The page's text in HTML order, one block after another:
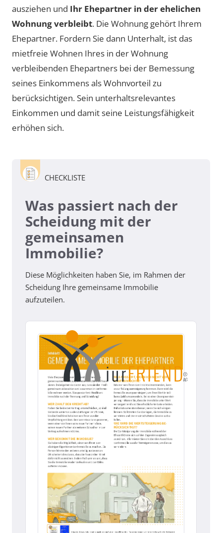
ausziehen und Ihr Ehepartner in der ehelichen
Wohnung verbleibt. Die Wohnung gehört Ihrem
Ehepartner. Fordern Sie dann Unterhalt, ist das
mietfreie Wohnen Ihres in der Wohnung
verbleibenden Ehepartners bei der Bemessung
seines Einkommens als Wohnvorteil zu
berücksichtigen. Sein unterhaltsrelevantes
Einkommen und damit seine Leistungsfähigkeit
erhöhen sich.
CHECKLISTE
Was passiert nach der
Scheidung mit der
gemeinsamen
Immobilie?
Diese Möglichkeiten haben Sie, im Rahmen der
Scheidung Ihre gemeinsame Immobilie
aufzuteilen.